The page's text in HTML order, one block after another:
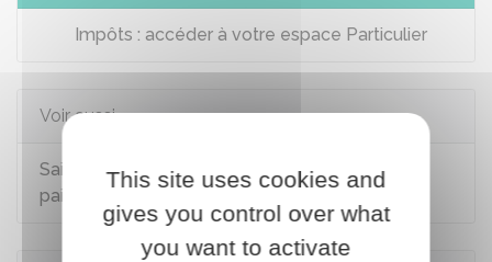
Impôts : accéder à votre espace Particulier
Voir aussi
Saisir l'administration fiscale (difficultés de
paiement, réclamation...)
This site uses cookies and
gives you control over what
you want to activate